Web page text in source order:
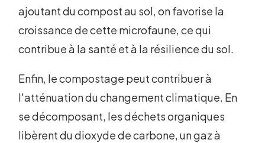
ajoutant du compost au sol, on favorise la
croissance de cette microfaune, ce qui
contribue à la santé et à la résilience du sol.
Enfin, le compostage peut contribuer à
l'atténuation du changement climatique. En
se décomposant, les déchets organiques
libèrent du dioxyde de carbone, un gaz à